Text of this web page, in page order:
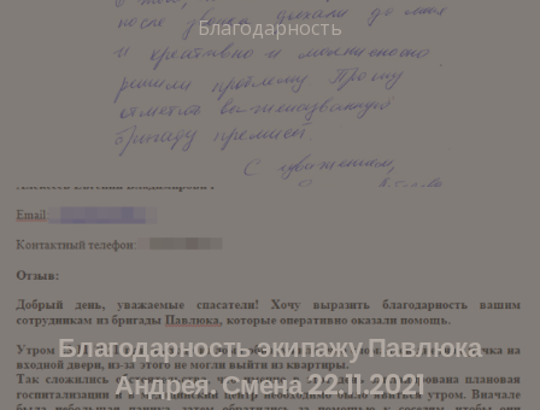
Благодарность
Благодарность экипажу Павлюка
Андрея. Смена 22.11.2021